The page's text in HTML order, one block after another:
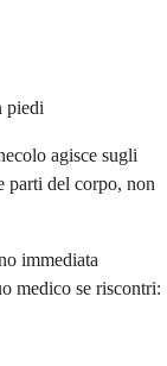
piedi
agisce sugli
parti del corpo, non
immediata
medico se riscontri: